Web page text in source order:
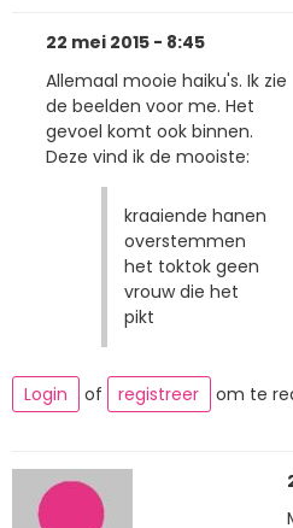
22 mei 2015 - 8:45
Allemaal mooie haiku's. Ik zie
de beelden voor me. Het
gevoel komt ook binnen.
Deze vind ik de mooiste:
kraaiende hanen
overstemmen
het toktok geen
vrouw die het
pikt
Login of registreer om te